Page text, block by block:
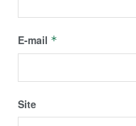
E-mail *
Site